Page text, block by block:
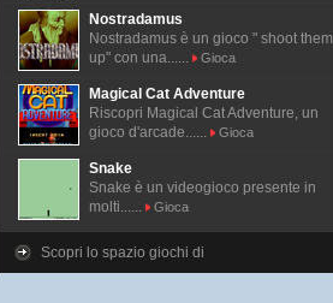
Nostradamus
Nostradamus è un gioco " shoot them
up" con una......
Gioca
Magical Cat Adventure
Riscopri Magical Cat Adventure, un
gioco d'arcade......
Gioca
Snake
Snake è un videogioco presente in
molti......
Gioca
Scopri lo spazio giochi di